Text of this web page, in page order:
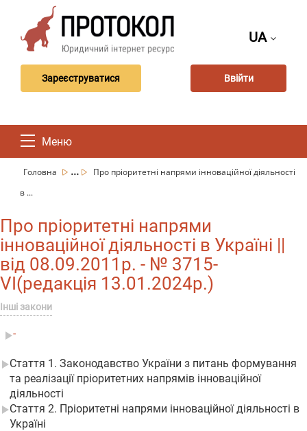
UA
Зареєструватися Ввійти
Меню
Головна ...
Про пріоритетні напрями інноваційної діяльності
в ...
Про пріоритетні напрями
інноваційної діяльності в Україні ||
від 08.09.2011р. - № 3715-
VI(редакція 13.01.2024р.)
Інші закони
-
Стаття 1. Законодавство України з питань формування
та реалізації пріоритетних напрямів інноваційної
діяльності
Стаття 2. Пріоритетні напрями інноваційної діяльності в
Україні